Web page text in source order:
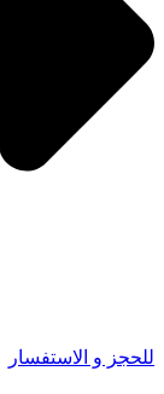
للحجز و الاستفسار